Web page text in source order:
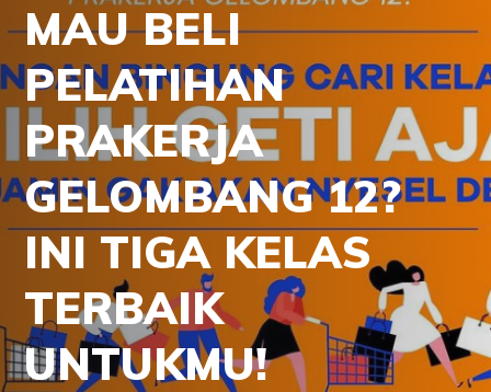
MAU BELI
PELATIHAN
PRAKERJA
GELOMBANG 12?
INI TIGA KELAS
TERBAIK
UNTUKMU!